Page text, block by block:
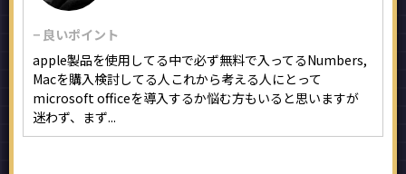
− 良いポイント
apple製品を使用してる中で必ず無料で入ってるNumbers,
Macを購入検討してる人これから考える人にとって
microsoft officeを導入するか悩む方もいると思いますが
迷わず、まず...